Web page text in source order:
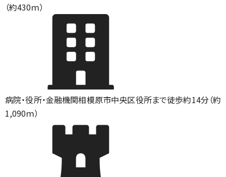
（約430ｍ）
病院・役所・金融機関相模原市中央区役所まで徒歩約14分（約
1,090ｍ）